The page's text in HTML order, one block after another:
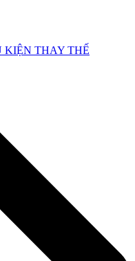
KIỆN THAY THẾ